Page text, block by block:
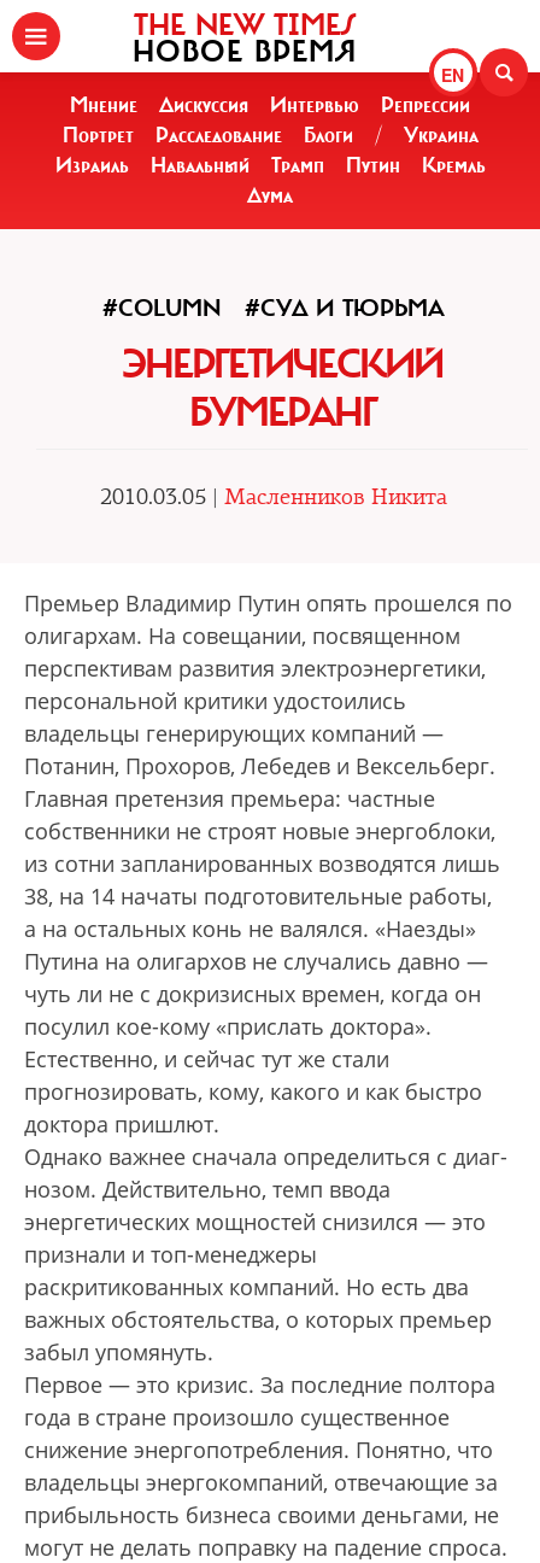
EN
THE NEW TIMES
НОВОЕ ВРЕМЯ
Мнение Дискуссия Интервью
Репрессии
Портрет
Расследование Блоги /
Украина
Израиль
Навальный Трамп Путин
Кремль
Дума
#COLUMN #СУД И ТЮРЬМА
ЭНЕРГЕТИЧЕСКИЙ
БУМЕРАНГ
2010.03.05 | Масленников Никита
Премьер Владимир Путин опять прошелся по
олигархам. На совещании, посвященном
перспективам развития электроэнергетики,
персональной критики удостоились
владельцы генерирующих компаний —
Потанин, Прохоров, Лебедев и Вексельберг.
Главная претензия премьера: частные
собственники не строят новые энергоблоки,
из сотни запланированных возводятся лишь
38, на 14 начаты подготовительные работы,
а на остальных конь не валялся. «Наезды»
Путина на олигархов не случались давно —
чуть ли не с докризисных времен, когда он
посулил кое-кому «прислать доктора».
Естественно, и сейчас тут же стали
прогнозировать, кому, какого и как быстро
доктора пришлют.
Однако важнее сначала определиться с диаг­
нозом. Действительно, темп ввода
энергетических мощностей снизился — это
признали и топ-менеджеры
раскритикованных компаний. Но есть два
важных обстоятельства, о которых премьер
забыл упомянуть.
Первое — это кризис. За последние полтора
года в стране произошло существенное
снижение энергопотребления. Понятно, что
владельцы энергокомпаний, отвечающие за
прибыльность бизнеса своими деньгами, не
могут не делать поправку на падение спроса.